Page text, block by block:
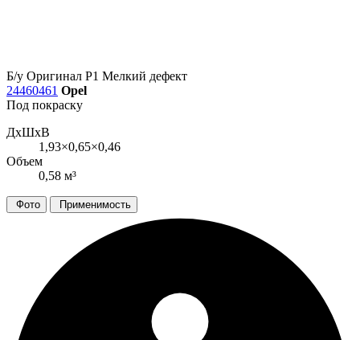
Б/у Оригинал Р1 Мелкий дефект
24460461 Opel
Под покраску
ДxШxВ
1,93×0,65×0,46
Объем
0,58 м³
Фото Применимость